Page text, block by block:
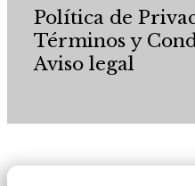
Política de
Términos y
Aviso legal